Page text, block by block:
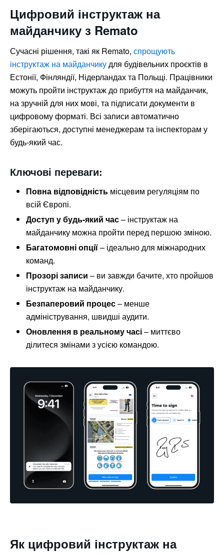
Цифровий інструктаж на
майданчику з Remato
Сучасні рішення, такі як Remato, спрощують
інструктаж на майданчикудля будівельних проєктів в
Естонії, Фінляндії, Нідерландах та Польщі. Працівники
можуть пройти інструктаж до прибуття на майданчик,
на зручній для них мові, та підписати документи в
цифровому форматі. Всі записи автоматично
зберігаються, доступні менеджерам та інспекторам у
будь-який час.
Ключові переваги:
Повна відповідність місцевим регуляціям по
всій Європі.
Доступ у будь-який час– інструктаж на
майданчику можна пройти перед першою зміною.
Багатомовні опції– ідеально для міжнародних
команд.
Прозорі записи – ви завжди бачите, хто пройшов
інструктаж на майданчику.
Безпаперовий процес– менше
адміністрування, швидші аудити.
Оновлення в реальному часі– миттєво
ділитеся змінами з усією командою.
Як цифровий інструктаж на